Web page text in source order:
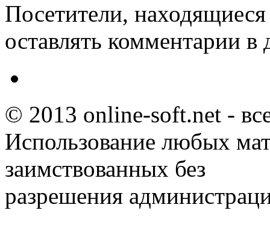
Посетители,
оставлять комментарии в
© 2013 online-soft.net -
Использование любых
заимствованных без
разрешения